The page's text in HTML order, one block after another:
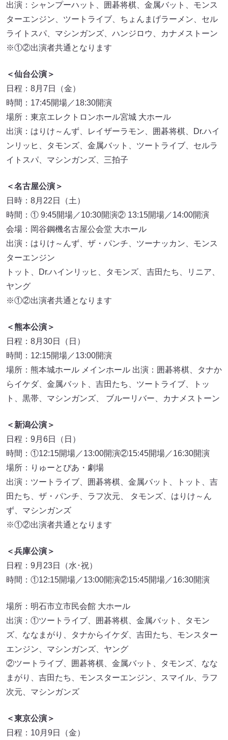
出演：シャンプーハット、囲碁将棋、金属バット、モンス
ターエンジン、ツートライブ、ちょんまげラーメン、セル
ライトスパ、マシンガンズ、ハンジロウ、カナメストーン
※①②出演者共通となります
＜仙台公演＞
日程：8月7日（金）
時間：17:45開場／18:30開演
場所：東京エレクトロンホール宮城 大ホール
出演：はりけ～んず、レイザーラモン、囲碁将棋、Dr.ハイ
ンリッヒ、タモンズ、金属バット、ツートライブ、セルラ
イトスパ、マシンガンズ、三拍子
＜名古屋公演＞
日時：8月22日（土）
時間：① 9:45開場／10:30開演② 13:15開場／14:00開演
会場：岡谷鋼機名古屋公会堂 大ホール
出演：はりけ～んず、ザ・パンチ、ツーナッカン、モンス
ターエンジン
トット、Dr.ハインリッヒ、タモンズ、吉田たち、リニア、
ヤング
※①②出演者共通となります
＜熊本公演＞
日程：8月30日（日）
時間：12:15開場／13:00開演
場所：熊本城ホール メインホール 出演：囲碁将棋、タナか
らイケダ、金属バット、吉田たち、ツートライブ、トッ
ト、黒帯、マシンガンズ、 ブルーリバー、カナメストーン
＜新潟公演＞
日程：9月6日（日）
時間：①12:15開場／13:00開演②15:45開場／16:30開演
場所：りゅーとぴあ・劇場
出演：ツートライブ、囲碁将棋、金属バット、トット、吉
田たち、ザ・パンチ、ラフ次元、 タモンズ、はりけ～ん
ず、マシンガンズ
※①②出演者共通となります
＜兵庫公演＞
日程：9月23日（水･祝）
時間：①12:15開場／13:00開演②15:45開場／16:30開演
場所：明石市立市民会館 大ホール
出演：①ツートライブ、囲碁将棋、金属バット、タモン
ズ、ななまがり、タナからイケダ、吉田たち、モンスター
エンジン、マシンガンズ、ヤング
②ツートライブ、囲碁将棋、金属バット、タモンズ、なな
まがり、吉田たち、モンスターエンジン、スマイル、ラフ
次元、マシンガンズ
＜東京公演＞
日程：10月9日（金）